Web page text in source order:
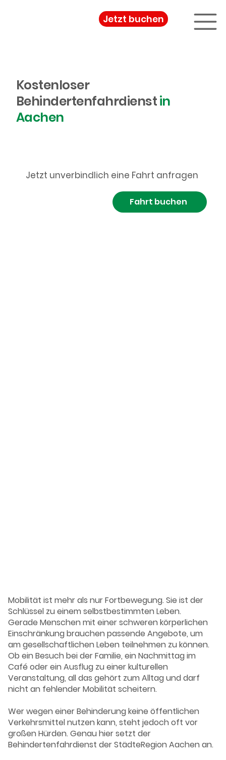
Jetzt buchen
Fahrt buchen
Jetzt unverbindlich eine Fahrt anfragen
Kostenloser
Behindertenfahrdienstin
Aachen
Mobilität ist mehr als nur Fortbewegung. Sie ist der
Schlüssel zu einem selbstbestimmten Leben.
Gerade Menschen mit einer schweren körperlichen
Einschränkung brauchen passende Angebote, um
am gesellschaftlichen Leben teilnehmen zu können.
Ob ein Besuch bei der Familie, ein Nachmittag im
Café oder ein Ausflug zu einer kulturellen
Veranstaltung, all das gehört zum Alltag und darf
nicht an fehlender Mobilität scheitern.
Wer wegen einer Behinderung keine öffentlichen
Verkehrsmittel nutzen kann, steht jedoch oft vor
großen Hürden. Genau hier setzt der
Behindertenfahrdienst derStädteRegion Aachenan.